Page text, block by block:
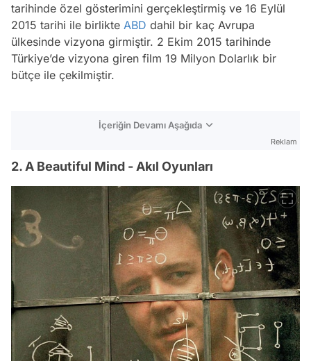
tarihinde özel gösterimini gerçekleştirmiş ve 16 Eylül
2015 tarihi ile birlikte ABD dahil bir kaç Avrupa
ülkesinde vizyona girmiştir. 2 Ekim 2015 tarihinde
Türkiye’de vizyona giren film 19 Milyon Dolarlık bir
bütçe ile çekilmiştir.
İçeriğin Devamı Aşağıda
Reklam
2. A Beautiful Mind - Akıl Oyunları